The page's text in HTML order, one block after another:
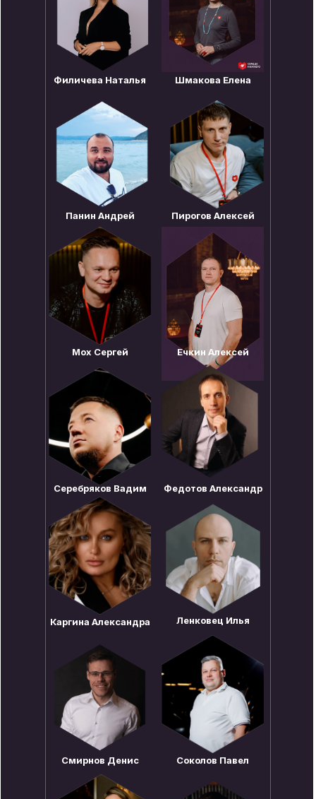
Филичева Наталья Шмакова Елена
Панин Андрей Пирогов Алексей
Мох Сергей Ечкин Алексей
Серебряков Вадим Федотов Александр
Каргина Александра Ленковец Илья
Смирнов Денис Соколов Павел